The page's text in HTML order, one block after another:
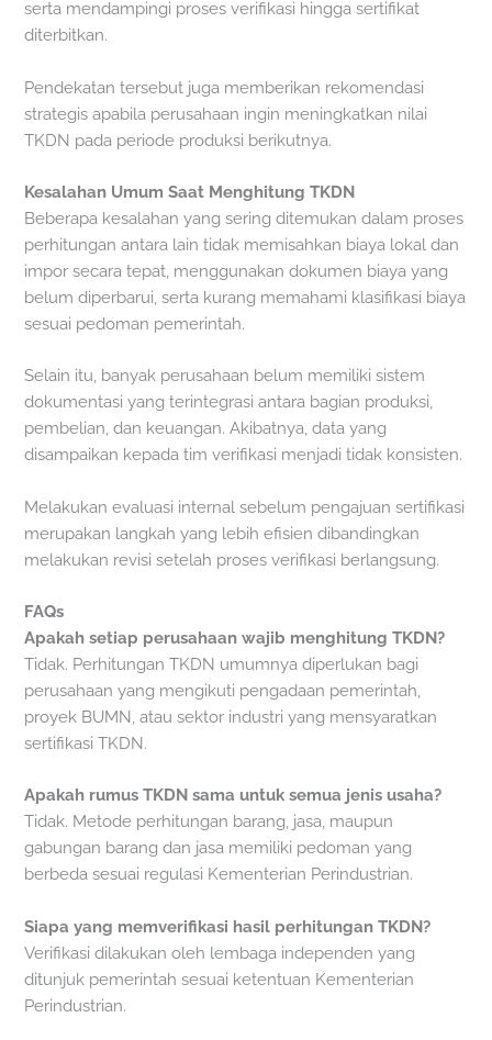
serta mendampingi proses verifikasi hingga sertifikat
diterbitkan.
Pendekatan tersebut juga memberikan rekomendasi
strategis apabila perusahaan ingin meningkatkan nilai
TKDN pada periode produksi berikutnya.
Kesalahan Umum Saat Menghitung TKDN
Beberapa kesalahan yang sering ditemukan dalam proses
perhitungan antara lain tidak memisahkan biaya lokal dan
impor secara tepat, menggunakan dokumen biaya yang
belum diperbarui, serta kurang memahami klasifikasi biaya
sesuai pedoman pemerintah.
Selain itu, banyak perusahaan belum memiliki sistem
dokumentasi yang terintegrasi antara bagian produksi,
pembelian, dan keuangan. Akibatnya, data yang
disampaikan kepada tim verifikasi menjadi tidak konsisten.
Melakukan evaluasi internal sebelum pengajuan sertifikasi
merupakan langkah yang lebih efisien dibandingkan
melakukan revisi setelah proses verifikasi berlangsung.
FAQs
Apakah setiap perusahaan wajib menghitung TKDN?
Tidak. Perhitungan TKDN umumnya diperlukan bagi
perusahaan yang mengikuti pengadaan pemerintah,
proyek BUMN, atau sektor industri yang mensyaratkan
sertifikasi TKDN.
Apakah rumus TKDN sama untuk semua jenis usaha?
Tidak. Metode perhitungan barang, jasa, maupun
gabungan barang dan jasa memiliki pedoman yang
berbeda sesuai regulasi Kementerian Perindustrian.
Siapa yang memverifikasi hasil perhitungan TKDN?
Verifikasi dilakukan oleh lembaga independen yang
ditunjuk pemerintah sesuai ketentuan Kementerian
Perindustrian.